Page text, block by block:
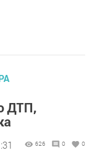
ДТП,
626 0 0